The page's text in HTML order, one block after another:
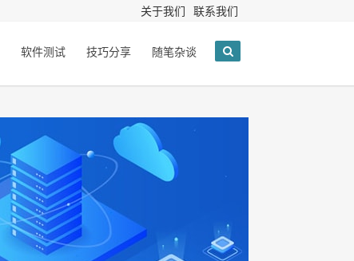
关于我们 联系我们
软件测试 技巧分享 随笔杂谈